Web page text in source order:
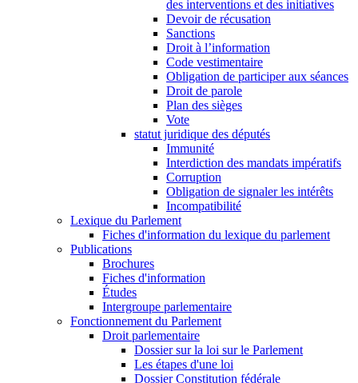
des interventions et des initiatives
Devoir de récusation
Sanctions
Droit à l’information
Code vestimentaire
Obligation de participer aux séances
Droit de parole
Plan des sièges
Vote
statut juridique des députés
Immunité
Interdiction des mandats impératifs
Corruption
Obligation de signaler les intérêts
Incompatibilité
Lexique du Parlement
Fiches d'information du lexique du parlement
Publications
Brochures
Fiches d'information
Études
Intergroupe parlementaire
Fonctionnement du Parlement
Droit parlementaire
Dossier sur la loi sur le Parlement
Les étapes d'une loi
Dossier Constitution fédérale